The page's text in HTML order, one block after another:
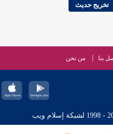
تخريج حديث
بنا من نحن